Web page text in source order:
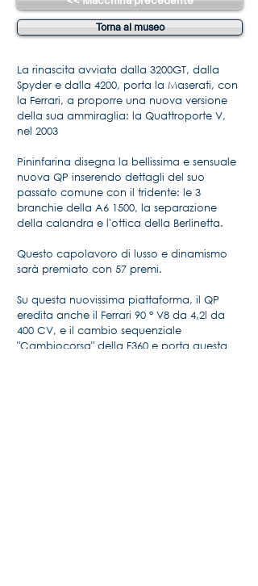
Torna al museo
La rinascita avviata dalla 3200GT, dalla
Spyder e dalla 4200, porta la Maserati, con
la Ferrari, a proporre una nuova versione
della sua ammiraglia: la Quattroporte V,
nel 2003
Pininfarina disegna la bellissima e sensuale
nuova QP inserendo dettagli del suo
passato comune con il tridente: le 3
branchie della A6 1500, la separazione
della calandra e l'ottica della Berlinetta.
Questo capolavoro di lusso e dinamismo
sarà premiato con 57 premi.
Su questa nuovissima piattaforma, il QP
eredita anche il Ferrari 90 ° V8 da 4,2l da
400 CV, e il cambio sequenziale
"Cambiocorsa" della F360 e porta questa